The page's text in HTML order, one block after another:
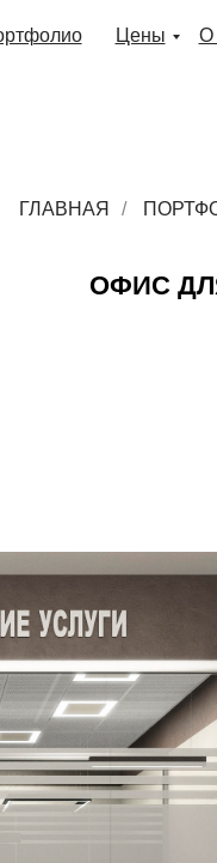
О
Цены
ГЛАВНАЯ /